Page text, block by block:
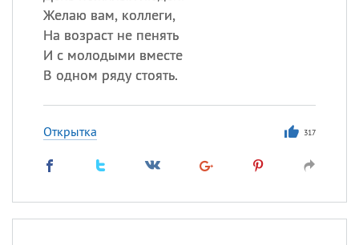
Желаю вам, коллеги,
На возраст не пенять
И с молодыми вместе
В одном ряду стоять.
Открытка 317